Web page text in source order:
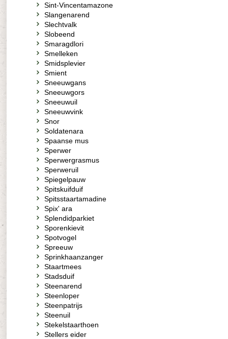
Sint-Vincentamazone
Slangenarend
Slechtvalk
Slobeend
Smaragdlori
Smelleken
Smidsplevier
Smient
Sneeuwgans
Sneeuwgors
Sneeuwuil
Sneeuwvink
Snor
Soldatenara
Spaanse mus
Sperwer
Sperwergrasmus
Sperweruil
Spiegelpauw
Spitskuifduif
Spitsstaartamadine
Spix' ara
Splendidparkiet
Sporenkievit
Spotvogel
Spreeuw
Sprinkhaanzanger
Staartmees
Stadsduif
Steenarend
Steenloper
Steenpatrijs
Steenuil
Stekelstaarthoen
Stellers eider